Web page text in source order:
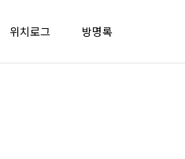
위치로그 방명록